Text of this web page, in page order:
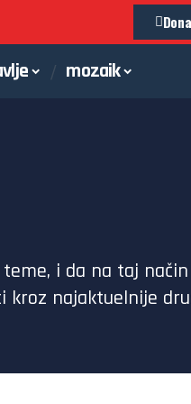
mozaik
i da na taj
kroz najaktuelnije